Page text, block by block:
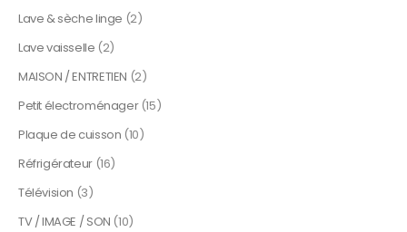
Lave & sèche linge (2)
Lave vaisselle (2)
MAISON / ENTRETIEN (2)
Petit électroménager (15)
Plaque de cuisson (10)
Réfrigérateur (16)
Télévision (3)
TV / IMAGE / SON (10)